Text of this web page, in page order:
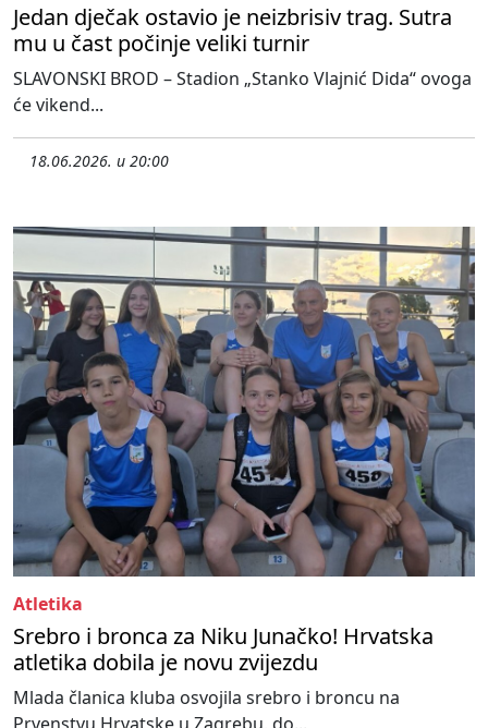
Jedan dječak ostavio je neizbrisiv trag. Sutra
mu u čast počinje veliki turnir
SLAVONSKI BROD – Stadion „Stanko Vlajnić Dida“ ovoga
će vikend...
18.06.2026. u 20:00
Atletika
Srebro i bronca za Niku Junačko! Hrvatska
atletika dobila je novu zvijezdu
Mlada članica kluba osvojila srebro i broncu na